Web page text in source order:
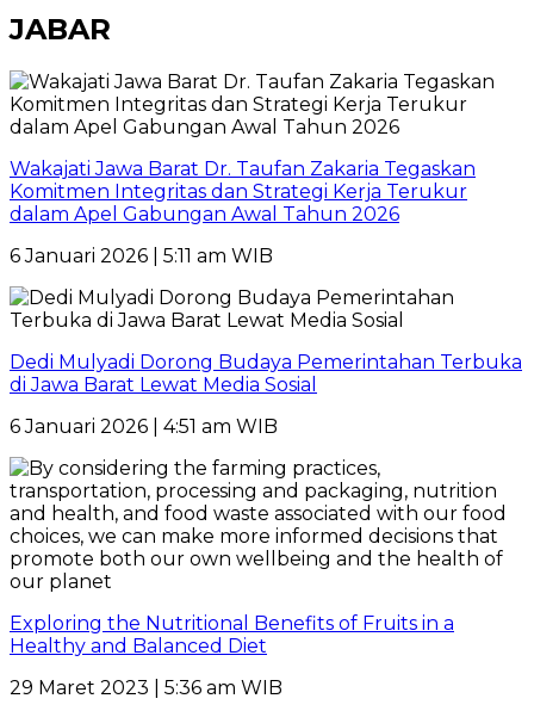
JABAR
Wakajati Jawa Barat Dr. Taufan Zakaria Tegaskan
Komitmen Integritas dan Strategi Kerja Terukur
dalam Apel Gabungan Awal Tahun 2026
6 Januari 2026 | 5:11 am WIB
Dedi Mulyadi Dorong Budaya Pemerintahan Terbuka
di Jawa Barat Lewat Media Sosial
6 Januari 2026 | 4:51 am WIB
Exploring the Nutritional Benefits of Fruits in a
Healthy and Balanced Diet
29 Maret 2023 | 5:36 am WIB